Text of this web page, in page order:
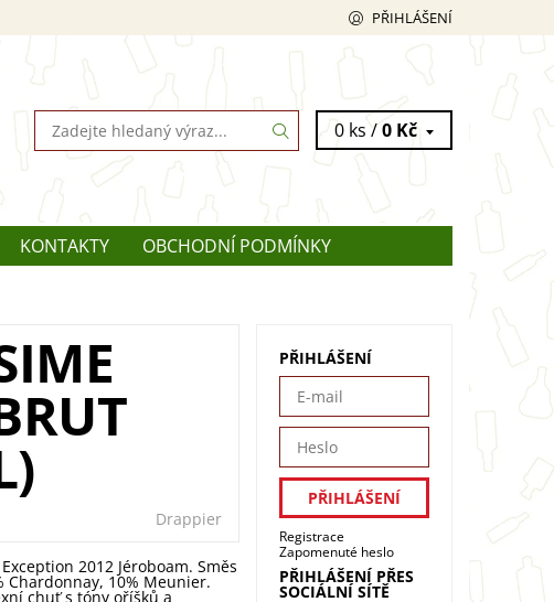
PŘIHLÁŠENÍ
0 ks /0 Kč
KONTAKTY
OBCHODNÍ PODMÍNKY
Drappier
2012 Jéroboam. Směs
Chardonnay, 10% Meunier.
chuť s tóny oříšků a
PŘIHLÁŠENÍ
Registrace
Zapomenuté heslo
PŘIHLÁŠENÍ PŘES
SOCIÁLNÍ SÍTĚ